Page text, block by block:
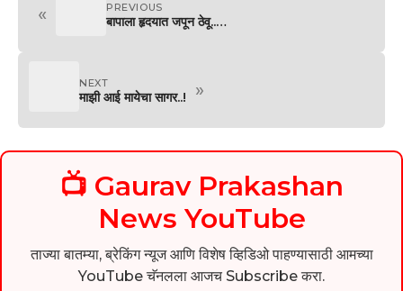
« PREVIOUS
बापाला हृदयात जपून ठेवू..…
NEXT
माझी आई मायेचा सागर..! »
📺 Gaurav Prakashan
News YouTube
ताज्या बातम्या, ब्रेकिंग न्यूज आणि विशेष व्हिडिओ पाहण्यासाठी आमच्या
YouTube चॅनलला आजच Subscribe करा.